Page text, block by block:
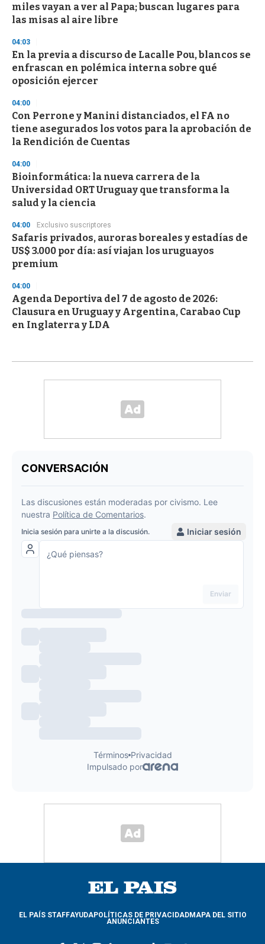
miles vayan a ver al Papa; buscan lugares para
las misas al aire libre
04:03
En la previa a discurso de Lacalle Pou, blancos se
enfrascan en polémica interna sobre qué
oposición ejercer
04:00
Con Perrone y Manini distanciados, el FA no
tiene asegurados los votos para la aprobación de
la Rendición de Cuentas
04:00
Bioinformática: la nueva carrera de la
Universidad ORT Uruguay que transforma la
salud y la ciencia
04:00 Exclusivo suscriptores
Safaris privados, auroras boreales y estadías de
US$ 3.000 por día: así viajan los uruguayos
premium
04:00
Agenda Deportiva del 7 de agosto de 2026:
Clausura en Uruguay y Argentina, Carabao Cup
en Inglaterra y LDA
EL PAÍS STAFFAYUDAPOLÍTICAS DE PRIVACIDADMAPA DEL SITIO
ANUNCIANTES